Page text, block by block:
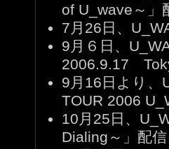
of U_wave～」
7月26日、
9月６日、
2006.9.17
9月16日より、
TOUR 2006
10月25日、
Dialing～」配信